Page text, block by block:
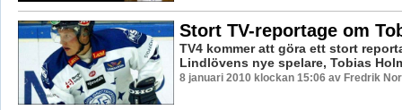
Stort TV-reportage om
TV4 kommer att göra ett stort
Lindlövens nye spelare, Tobias
8 januari 2010 klockan 15:06 av Fredrik